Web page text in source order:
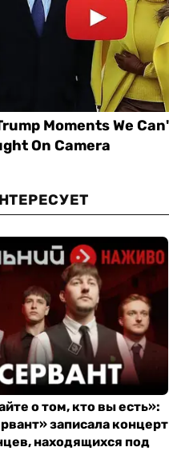
о том, кто вы есть»:
записала концерт
находящихся под